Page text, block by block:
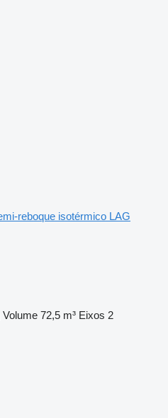
reboque isotérmico LAG
Volume 72,5 m³ Eixos 2